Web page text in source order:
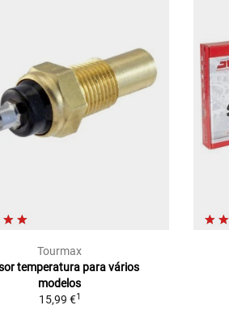
Tourmax
temperatura para vários
modelos
15,99 €1